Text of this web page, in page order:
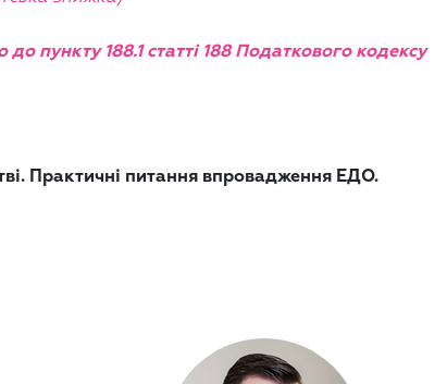
пункту 188.1 статті 188 Податкового кодексу
Практичні питання впровадження ЕДО.